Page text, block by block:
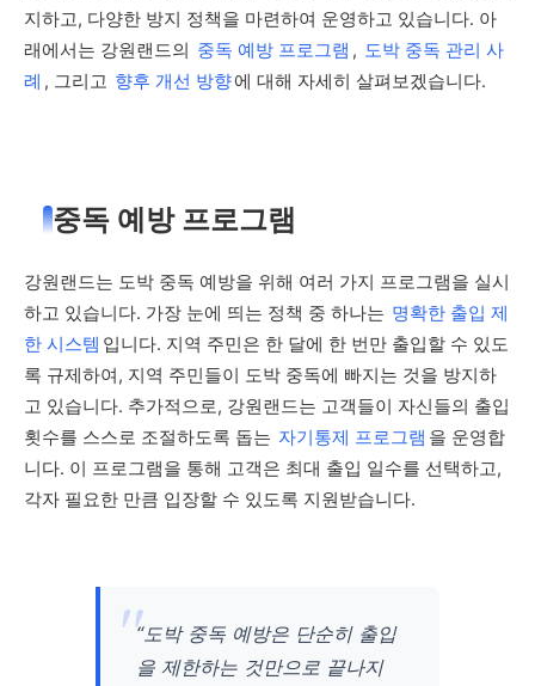
지하고, 다양한 방지 정책을 마련하여 운영하고 있습니다. 아
래에서는 강원랜드의 중독 예방 프로그램 , 도박 중독 관리 사
례 , 그리고 향후 개선 방향에 대해 자세히 살펴보겠습니다.
중독 예방 프로그램
강원랜드는 도박 중독 예방을 위해 여러 가지 프로그램을 실시
하고 있습니다. 가장 눈에 띄는 정책 중 하나는 명확한 출입 제
한 시스템 입니다. 지역 주민은 한 달에 한 번만 출입할 수 있도
록 규제하여, 지역 주민들이 도박 중독에 빠지는 것을 방지하
고 있습니다. 추가적으로, 강원랜드는 고객들이 자신들의 출입
횟수를 스스로 조절하도록 돕는 자기통제 프로그램 을 운영합
니다. 이 프로그램을 통해 고객은 최대 출입 일수를 선택하고,
각자 필요한 만큼 입장할 수 있도록 지원받습니다.
“도박 중독 예방은 단순히 출입
을 제한하는 것만으로 끝나지